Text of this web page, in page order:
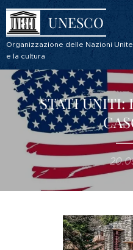
UNESCO
Organizzazione delle Nazioni
e la cultura
STATI UNITI: